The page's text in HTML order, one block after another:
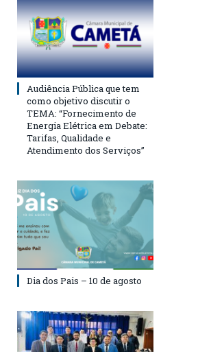
Audiência Pública que tem
como objetivo discutir o
TEMA: “Fornecimento de
Energia Elétrica em Debate:
Tarifas, Qualidade e
Atendimento dos Serviços”
Dia dos Pais – 10 de agosto